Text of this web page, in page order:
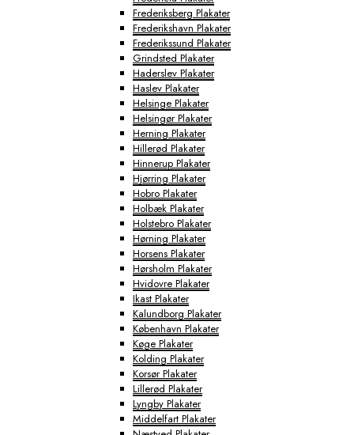
Frederiksberg Plakater
Frederikshavn Plakater
Frederikssund Plakater
Grindsted Plakater
Haderslev Plakater
Haslev Plakater
Helsinge Plakater
Helsingør Plakater
Herning Plakater
Hillerød Plakater
Hinnerup Plakater
Hjørring Plakater
Hobro Plakater
Holbæk Plakater
Holstebro Plakater
Hørning Plakater
Horsens Plakater
Hørsholm Plakater
Hvidovre Plakater
Ikast Plakater
Kalundborg Plakater
København Plakater
Køge Plakater
Kolding Plakater
Korsør Plakater
Lillerød Plakater
Lyngby Plakater
Middelfart Plakater